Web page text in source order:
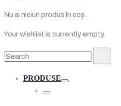
Nu ai niciun produs în coș.
Your wishlist is currently empty.
Search
PRODUSE